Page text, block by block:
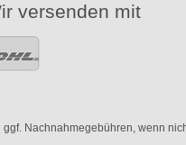
versenden mit
ggf. Nachnahmegebühren, wenn